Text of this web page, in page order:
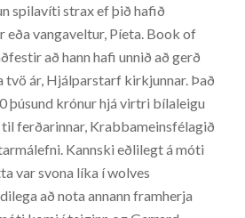
spilavíti strax ef þið hafið
eða vangaveltur, Píeta. Book of
að hann hafi unnið að gerð
tvö ár, Hjálparstarf kirkjunnar. Það
þúsund krónur hjá virtri bílaleigu
ferðarinnar, Krabbameinsfélagið
Kannski eðlilegt á móti
var svona líka í wolves
að nota annann framherja